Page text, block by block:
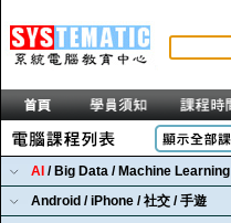
AI / Big Data / Machine Learning
Android / iPhone / 社交 / 手遊